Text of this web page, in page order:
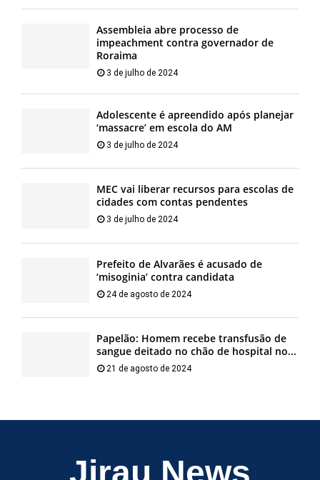
Assembleia abre processo de
impeachment contra governador de
Roraima
3 de julho de 2024
Adolescente é apreendido após planejar
‘massacre’ em escola do AM
3 de julho de 2024
MEC vai liberar recursos para escolas de
cidades com contas pendentes
3 de julho de 2024
Prefeito de Alvarães é acusado de
‘misoginia’ contra candidata
24 de agosto de 2024
Papelão: Homem recebe transfusão de
sangue deitado no chão de hospital no...
21 de agosto de 2024